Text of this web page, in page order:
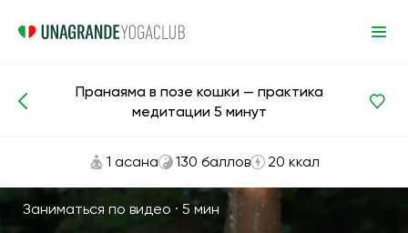
Медитации и дыхание Дыхание
Пранаяма в позе кошки — практика
медитации 5 минут
1 асана 130 баллов 20 ккал
Заниматься по видео · 5 мин